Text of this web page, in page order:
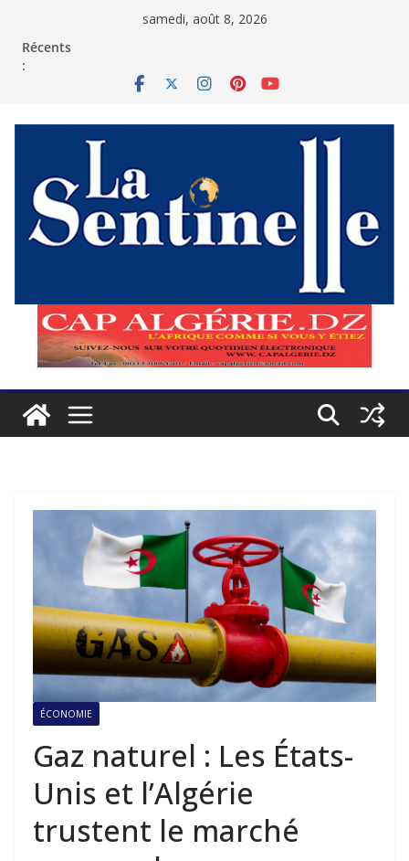
samedi, août 8, 2026
Récents
:
ÉCONOMIE
Gaz naturel : Les États-
Unis et l’Algérie
trustent le marché